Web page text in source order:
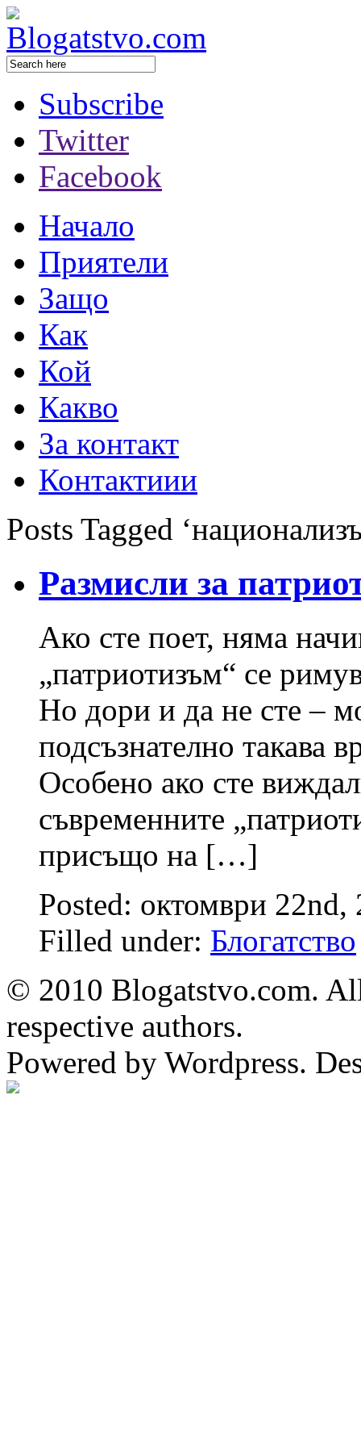
Subscribe
Twitter
Facebook
Начало
Приятели
Защо
Как
Кой
Какво
За контакт
Контактиии
Posts Tagged
Размисли за
Ако сте поет, няма
„патриотизъм“ се
Но дори и да не сте –
подсъзнателно такава
Особено ако сте
съвременните
присъщо на […]
Posted: октомври
Filled under: Блогатство
© 2010 Blogatstvo.com.
respective authors.
Powered by Wordpress.